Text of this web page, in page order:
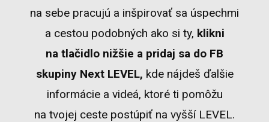
na sebe pracujú a inšpirovať sa úspechmi
a cestou podobných ako si ty, klikni
na tlačidlo nižšie a pridaj sa do FB
skupiny Next LEVEL, kde nájdeš ďalšie
informácie a videá, ktoré ti pomôžu
na tvojej ceste postúpiť na vyšší LEVEL.